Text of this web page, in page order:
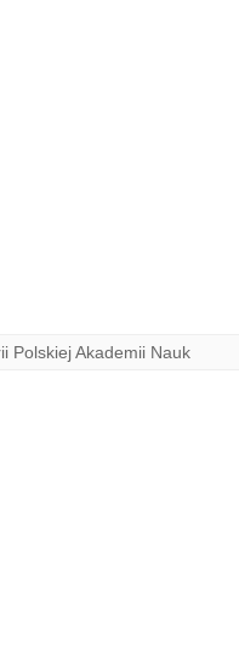
Polskiej Akademii Nauk